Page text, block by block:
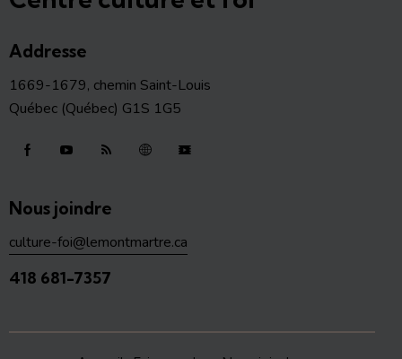
Addresse
1669-1679, chemin Saint-Louis
Québec (Québec) G1S 1G5
Nous joindre
culture-foi@lemontmartre.ca
418 681-7357